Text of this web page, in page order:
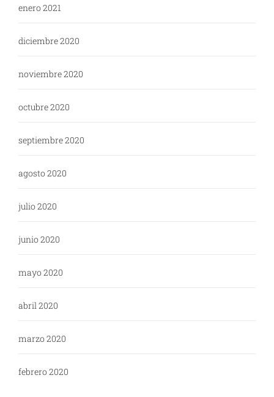
enero 2021
diciembre 2020
noviembre 2020
octubre 2020
septiembre 2020
agosto 2020
julio 2020
junio 2020
mayo 2020
abril 2020
marzo 2020
febrero 2020